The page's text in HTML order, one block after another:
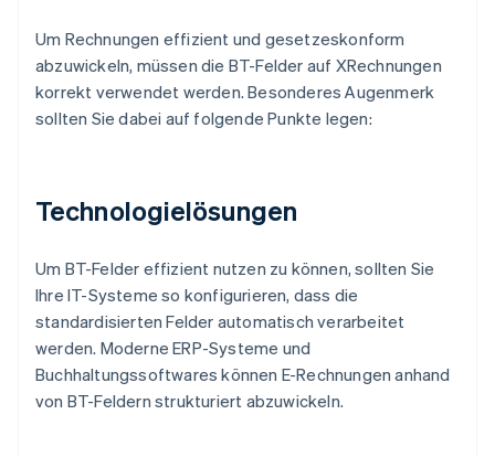
Um Rechnungen effizient und gesetzeskonform
abzuwickeln, müssen die BT-Felder auf XRechnungen
korrekt verwendet werden. Besonderes Augenmerk
sollten Sie dabei auf folgende Punkte legen:
Technologielösungen
Um BT-Felder effizient nutzen zu können, sollten Sie
Ihre IT-Systeme so konfigurieren, dass die
standardisierten Felder automatisch verarbeitet
werden. Moderne ERP-Systeme und
Buchhaltungssoftwares können E-Rechnungen anhand
von BT-Feldern strukturiert abzuwickeln.